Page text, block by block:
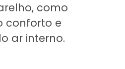
como
conforto e
ar interno.